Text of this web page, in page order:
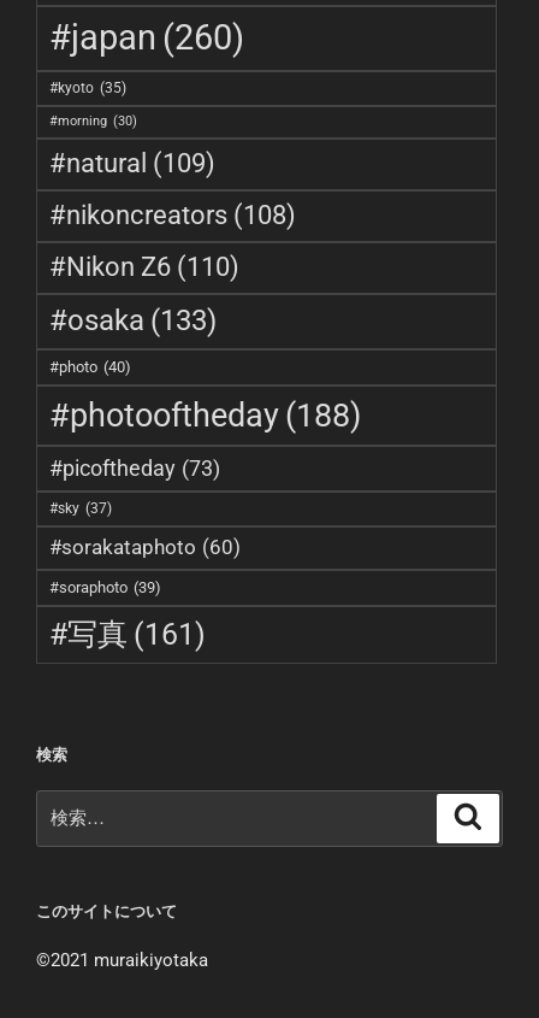
#japan (260)
#kyoto (35)
#morning (30)
#natural (109)
#nikoncreators (108)
#Nikon Z6 (110)
#osaka (133)
#photo (40)
#photooftheday(188)
#picoftheday (73)
#sky (37)
#sorakataphoto (60)
#soraphoto (39)
#写真 (161)
検索
索:
このサイトについて
©︎2021 muraikiyotaka